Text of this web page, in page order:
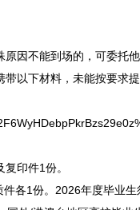
因不能到场的，可委托
以下材料，未能按要求
印件1份。
各1份。2026年度毕业生